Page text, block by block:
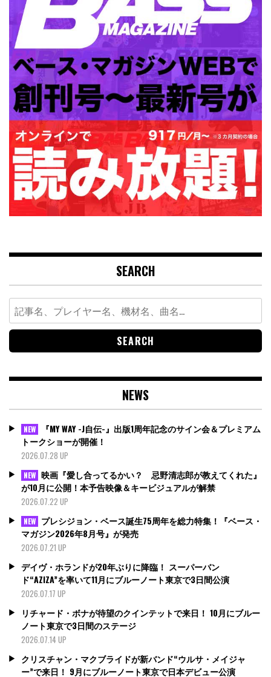
SEARCH
Search
for:
NEWS
NEW
『MY WAY -J自伝-』出版1周年記念のサイン会＆プレミアム
トークショーが開催！
2026.07.28 UP
NEW 映画『愛し合ってるかい？ 忌野清志郎が教えてくれた』
が10月に公開！本予告映像＆キービジュアルが解禁
2026.07.22 UP
NEW プレシジョン・ベース誕生75周年を総力特集！『ベース・
マガジン2026年8月号』が発売
2026.07.21 UP
デイヴ・ホランドが20年ぶりに降臨！ スーパーバン
ド“AZIZA”を率いて11月にブルーノート東京で3日間公演
2026.07.17 UP
リチャード・ボナが待望のクインテットで来日！ 10月にブルー
ノート東京で3日間のステージ
2026.07.14 UP
クリスチャン・マクブライドが新バンド“ウルサ・メイジャ
ー”で来日！ 9月にブルーノート東京で日本デビュー公演